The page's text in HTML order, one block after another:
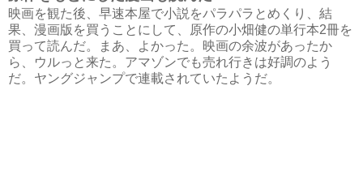
映画を観た後、早速本屋で小説をパラパラとめくり、結
果、漫画版を買うことにして、原作の小畑健の単行本2冊を
買って読んだ。まあ、よかった。映画の余波があったか
ら、ウルっと来た。アマゾンでも売れ行きは好調のよう
だ。ヤングジャンプで連載されていたようだ。